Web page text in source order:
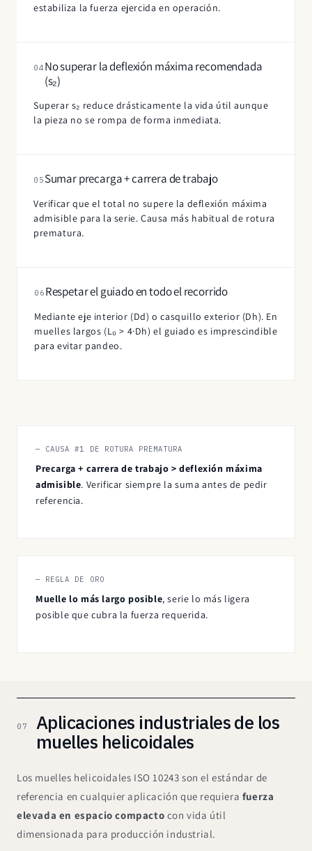
estabiliza la fuerza ejercida en operación.
04 No superar la deflexión máxima recomendada
(s₂)
Superar s₂ reduce drásticamente la vida útil aunque
la pieza no se rompa de forma inmediata.
05 Sumar precarga + carrera de trabajo
Verificar que el total no supere la deflexión máxima
admisible para la serie. Causa más habitual de rotura
prematura.
06 Respetar el guiado en todo el recorrido
Mediante eje interior (Dd) o casquillo exterior (Dh). En
muelles largos (L₀ > 4·Dh) el guiado es imprescindible
para evitar pandeo.
— CAUSA #1 DE ROTURA PREMATURA
Precarga + carrera de trabajo > deflexión máxima
admisible. Verificar siempre la suma antes de pedir
referencia.
— REGLA DE ORO
Muelle lo más largo posible, serie lo más ligera
posible que cubra la fuerza requerida.
07
Aplicaciones industriales de los
muelles helicoidales
Los muelles helicoidales ISO 10243 son el estándar de
referencia en cualquier aplicación que requiera fuerza
elevada en espacio compacto con vida útil
dimensionada para producción industrial.